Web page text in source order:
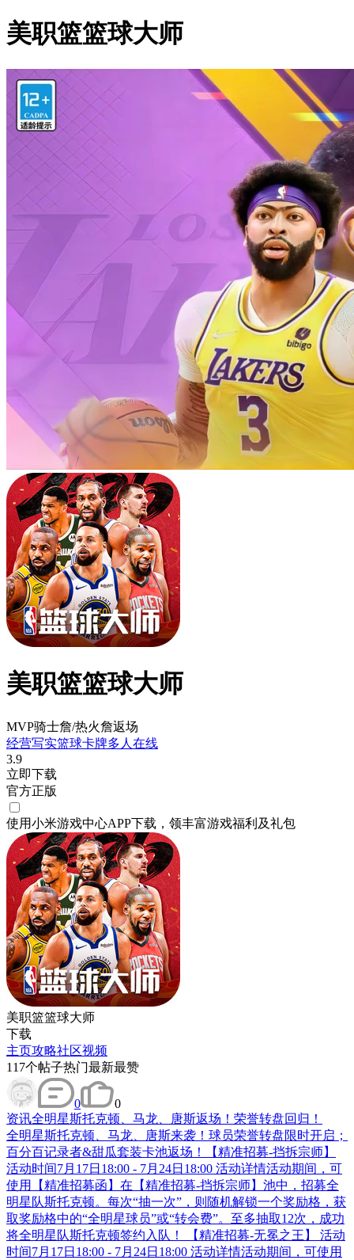
美职篮篮球大师
美职篮篮球大师
MVP骑士詹/热火詹返场
经营写实篮球卡牌多人在线
3.9
立即下载
官方正版
使用小米游戏中心APP下载 ，领丰富游戏福利 及礼包
美职篮篮球大师
下载
主页攻略社区视频
117个帖子热门最新最赞
0
0
资讯全明星斯托克顿、马龙、唐斯返场！荣誉转盘回归！
全明星斯托克顿、马龙、唐斯来袭！球员荣誉转盘限时开启；
百分百记录者&甜瓜套装卡池返场！【精准招募-挡拆宗师】
活动时间7月17日18:00 - 7月24日18:00 活动详情活动期间，可
使用【精准招募函】在【精准招募-挡拆宗师】池中，招募全
明星队斯托克顿。每次“抽一次”，则随机解锁一个奖励格，获
取奖励格中的“全明星球员”或“转会费”。至多抽取12次，成功
将全明星队斯托克顿签约入队！ 【精准招募-无冕之王】 活动
时间7月17日18:00 - 7月24日18:00 活动详情活动期间，可使用